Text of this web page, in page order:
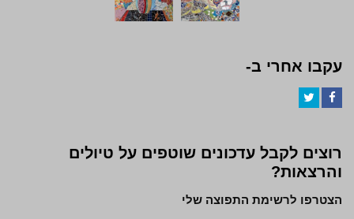
עקבו אחרי ב-
רוצים לקבל עדכונים שוטפים על טיולים
והרצאות?
הצטרפו לרשימת התפוצה שלי